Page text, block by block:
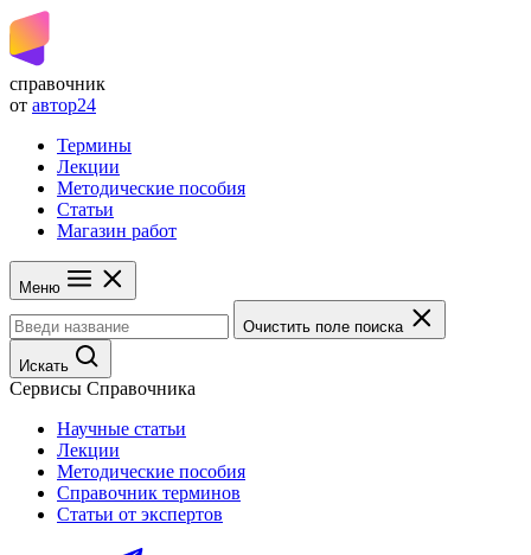
справочник
от автор24
Термины
Лекции
Методические пособия
Статьи
Магазин работ
Меню
Очистить поле поиска
Искать
Сервисы Справочника
Научные статьи
Лекции
Методические пособия
Справочник терминов
Статьи от экспертов